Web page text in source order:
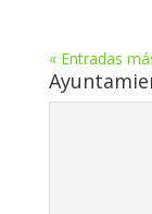
« Entradas